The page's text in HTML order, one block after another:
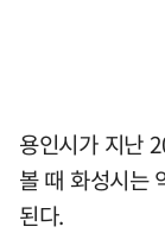
용인시가 지난
볼 때 화성시는
된다.